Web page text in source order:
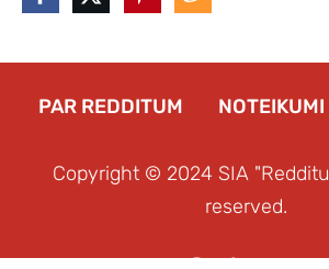
PAR REDDITUM NOTEIKUMI
Copyright © 2024 SIA
reserved.